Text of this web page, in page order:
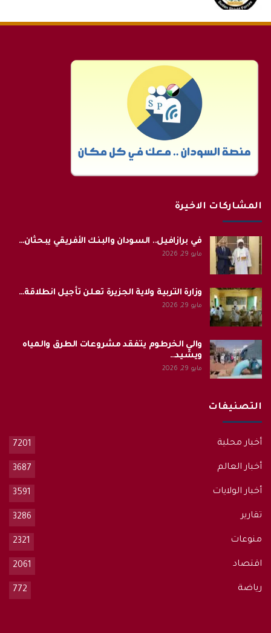
المشاركات الاخيرة
في برازافيل.. السودان والبنك الأفريقي يبحثان…
مايو 29, 2026
وزارة التربية ولاية الجزيرة تعلن تأجيل انطلاقة…
مايو 29, 2026
والي الخرطوم يتفقد مشروعات الطرق والمياه
ويشيد…
مايو 29, 2026
التصنيفات
أخبار محلية 7201
أخبار العالم 3687
أخبار الولايات 3591
تقارير 3286
منوعات 2321
اقتصاد 2061
رياضة 772